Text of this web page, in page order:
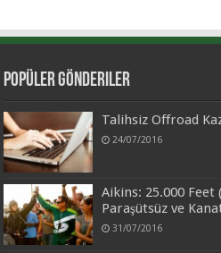
Popüler Gönderiler
Talihsiz Offroad
24/07/2016
Aikins: 25.000
Paraşütsüz ve
31/07/2016